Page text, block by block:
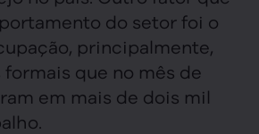
do setor foi o
principalmente,
que no mês de
em mais de dois mil